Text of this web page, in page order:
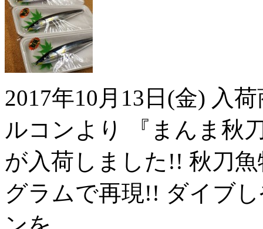
2017年10月13日(金) 入
ルコンより 『まんま秋
が入荷しました!! 秋刀
グラムで再現!! ダイブ